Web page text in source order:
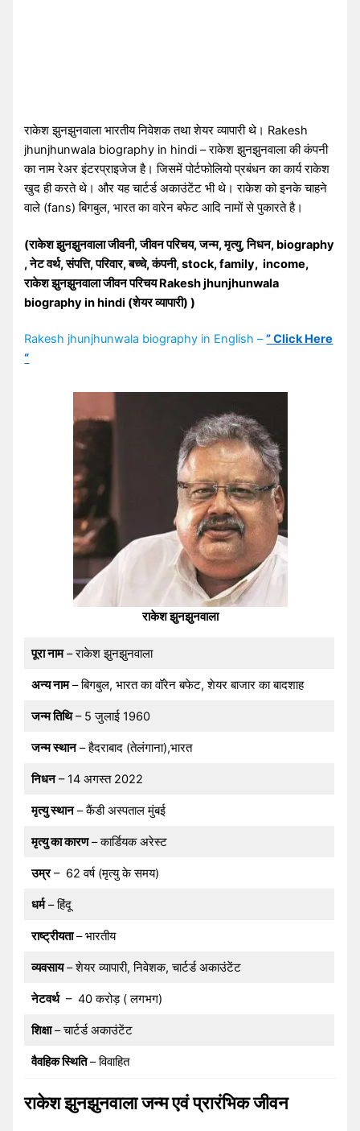
राकेश झुनझुनवाला भारतीय निवेशक तथा शेयर व्यापारी थे। Rakesh
jhunjhunwala biography in hindi – राकेश झुनझुनवाला की कंपनी
का नाम रेअर इंटरप्राइजेज है। जिसमें पोर्टफोलियो प्रबंधन का कार्य राकेश
खुद ही करते थे। और यह चार्टर्ड अकाउंटेंट भी थे। राकेश को इनके चाहने
वाले (fans) बिगबुल, भारत का वारेन बफेट आदि नामों से पुकारते है।
(राकेश झुनझुनवाला जीवनी, जीवन परिचय, जन्म, मृत्यु, निधन, biography
, नेट वर्थ, संपत्ति, परिवार, बच्चे, कंपनी, stock, family, income,
राकेश झुनझुनवाला जीवन परिचय Rakesh jhunjhunwala
biography in hindi (शेयर व्यापारी) )
Rakesh jhunjhunwala biography in English –” Click Here
“
राकेश झुनझुनवाला
पूरा नाम– राकेश झुनझुनवाला
अन्य नाम– बिगबुल, भारत का वॉरेन बफेट, शेयर बाजार का बादशाह
जन्म तिथि– 5 जुलाई 1960
जन्म स्थान– हैदराबाद (तेलंगाना),भारत
निधन– 14 अगस्त 2022
मृत्यु स्थान– कैंडी अस्पताल मुंबई
मृत्यु का कारण– कार्डियक अरेस्ट
उम्र– 62 वर्ष (मृत्यु के समय)
धर्म– हिंदू
राष्ट्रीयता– भारतीय
व्यवसाय– शेयर व्यापारी, निवेशक, चार्टर्ड अकाउंटेंट
नेटवर्थ– 40 करोड़ ( लगभग)
शिक्षा– चार्टर्ड अकाउंटेंट
वैवहिक स्थिति– विवाहित
राकेश झुनझुनवाला जन्म एवं प्रारंभिक जीवन